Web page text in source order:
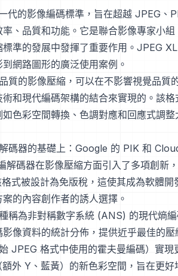
代的影像編碼標準，旨在超越 JPEG、
、品質和功能。它是聯合影像專家小
準的發展中發揮了重要作用。JPEG
網路圖形的廣泛使用案例。
質的影像壓縮，可以在不影響視覺品質
和現代編碼架構的結合來實現的。該
色彩空間轉換、色調對應和回應式調
碼器的基礎上：Google 的 PIK 和
解碼器在影像壓縮方面引入了多項創新
式被設計為免版稅，這使其成為軟體開
的內容創作者的誘人選擇。
稱為非對稱數字系統 (ANS) 的現代熵
像資料的統計分佈，提供近乎最佳的
JPEG 格式中使用的霍夫曼編碼）實現
外 Y、藍黃）的新色彩空間，旨在更好